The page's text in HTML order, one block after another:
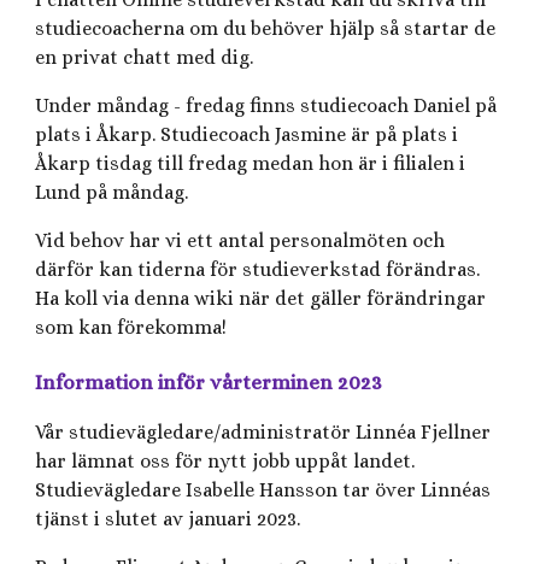
studiecoacherna om du behöver hjälp så startar de
en privat chatt med dig.
Under måndag - fredag finns studiecoach Daniel på
plats i Åkarp. Studiecoach Jasmine är på plats i
Åkarp tisdag till fredag medan hon är i filialen i
Lund på måndag.
Vid behov har vi ett antal personalmöten och
därför kan tiderna för studieverkstad förändras.
Ha koll via denna wiki när det gäller förändringar
som kan förekomma!
Information inför vårterminen 2023
Vår studievägledare/administratör Linnéa Fjellner
har lämnat oss för nytt jobb uppåt landet.
Studievägledare Isabelle Hansson tar över Linnéas
tjänst i slutet av januari 2023.